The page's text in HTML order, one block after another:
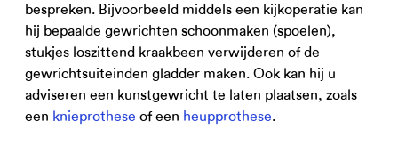
bespreken. Bijvoorbeeld middels een kijkoperatie kan
hij bepaalde gewrichten schoonmaken (spoelen),
stukjes loszittend kraakbeen verwijderen of de
gewrichtsuiteinden gladder maken. Ook kan hij u
adviseren een kunstgewricht te laten plaatsen, zoals
een knieprothese of een heupprothese.